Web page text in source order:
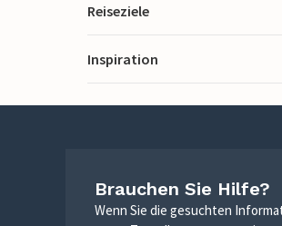
Reiseziele
Inspiration
Brauchen Sie Hilfe?
Wenn Sie die gesuchten